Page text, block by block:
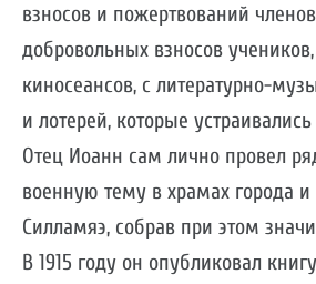
взносов и пожертвований
добровольных взносов
киносеансов, с литературно-
и лотерей, которые
Отец Иоанн сам лично провел
военную тему в храмах города и
Силламяэ, собрав при этом
В 1915 году он опубликовал